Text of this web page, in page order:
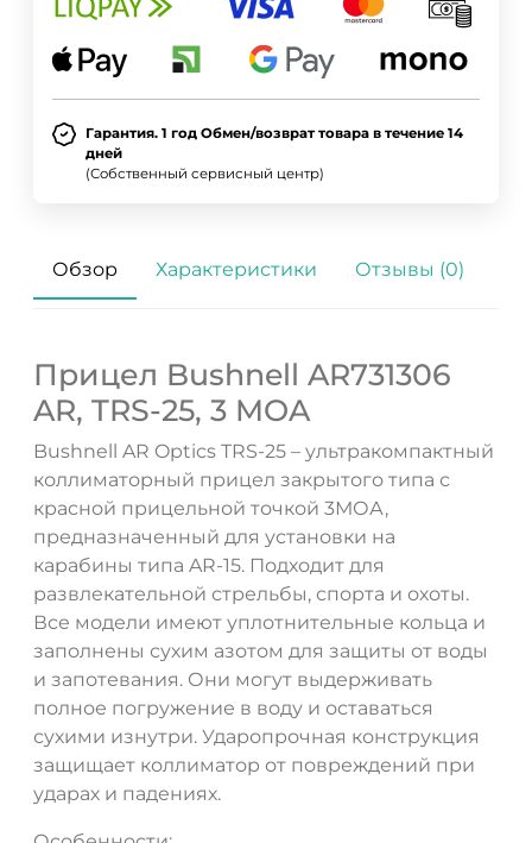
Гарантия. 1 год Обмен/возврат товара в течение 14
дней
(Собственный сервисный центр)
Обзор Характеристики Отзывы (0)
Прицел Bushnell AR731306
AR, TRS-25, 3 MOA
Bushnell AR Optics TRS-25 – ультракомпактный
коллиматорный прицел закрытого типа с
красной прицельной точкой 3МОА,
предназначенный для установки на
карабины типа AR-15. Подходит для
развлекательной стрельбы, спорта и охоты.
Все модели имеют уплотнительные кольца и
заполнены сухим азотом для защиты от воды
и запотевания. Они могут выдерживать
полное погружение в воду и оставаться
сухими изнутри. Ударопрочная конструкция
защищает коллиматор от повреждений при
ударах и падениях.
ДА НЕТ